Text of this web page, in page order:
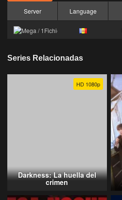
Server Language
Series Relacionadas
HD 1080p
Darkness: La huella del
crimen